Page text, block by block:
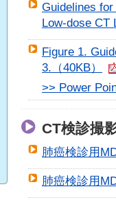
Guidelines
Low-dose CT
Figure 1.
3.（40KB）
>> Power
CT検診撮
肺癌検診用
肺癌検診用